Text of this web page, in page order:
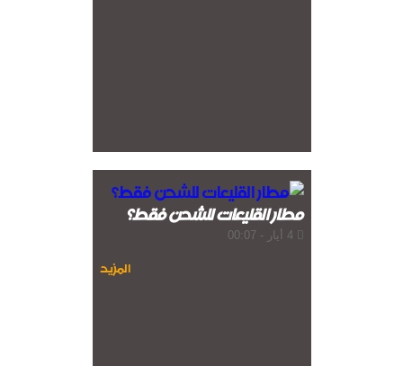
مطار القليعات للشحن فقط؟
4 أيار - 00:07
المزيد